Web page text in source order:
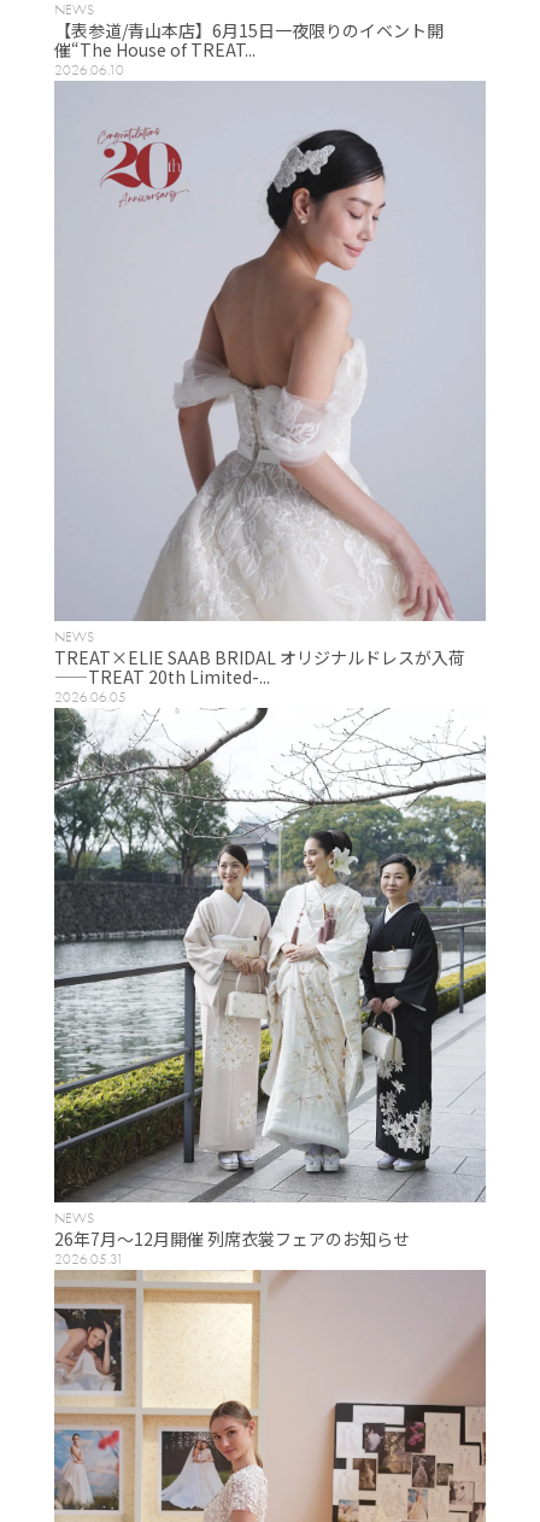
NEWS
TREAT×ELIE SAAB BRIDAL オリジナルドレスが入荷
——TREAT 20th Limited-...
2026.06.05
NEWS
【表参道/青山本店】6月15日一夜限りのイベント開
催“The House of TREAT...
2026.06.10
NEWS
26年7月～12月開催 列席衣裳フェアのお知らせ
2026.05.31